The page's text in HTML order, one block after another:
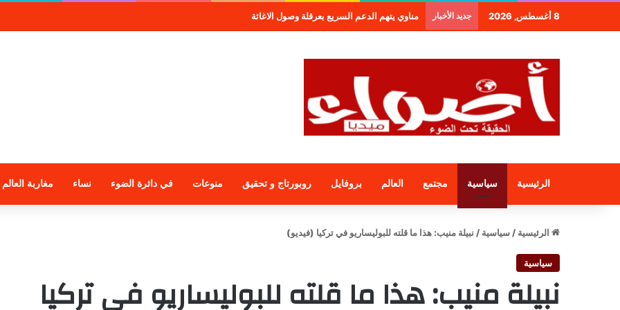
8 أغسطس, 2026 جديد الأخبار طنجة.. مجموعة فندقية جديدة لمجموعة الراجحي الاستثمارية
الرئيسية سياسية مجتمع العالم بروفايل روبورتاج و تحقيق منوعات في دائرة الضوء نساء مغاربة العالم
الرئيسية / سياسية / نبيلة منيب: هذا ما قلته للبوليساريو في تركيا (فيديو)
سياسية
نبيلة منيب: هذا ما قلته للبوليساريو في تركيا